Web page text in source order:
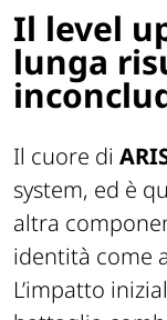
Il level
lunga
Il cuore di
system, ed è
altra
identità come
L’impatto